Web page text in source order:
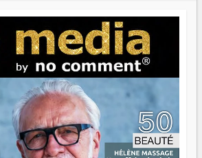
la torche. Alors oui, on pourrait
et rentrer chez soi satisfait. Mais ce
d'une chose essentielle. La fougue, ça
ça brûle vite. Une flamme sans
autant qu'elle peut consumer. C'est
en scène — pas pour reprendre le
montrer où sont les récifs. Les jeunes
ont l'expérience, comme on dit. Ce
de générations — c'est une question
vos réussites, mais aussi vos échecs.
d'ailleurs — ils enseignent mieux que
À Madagascar, la barque avance.